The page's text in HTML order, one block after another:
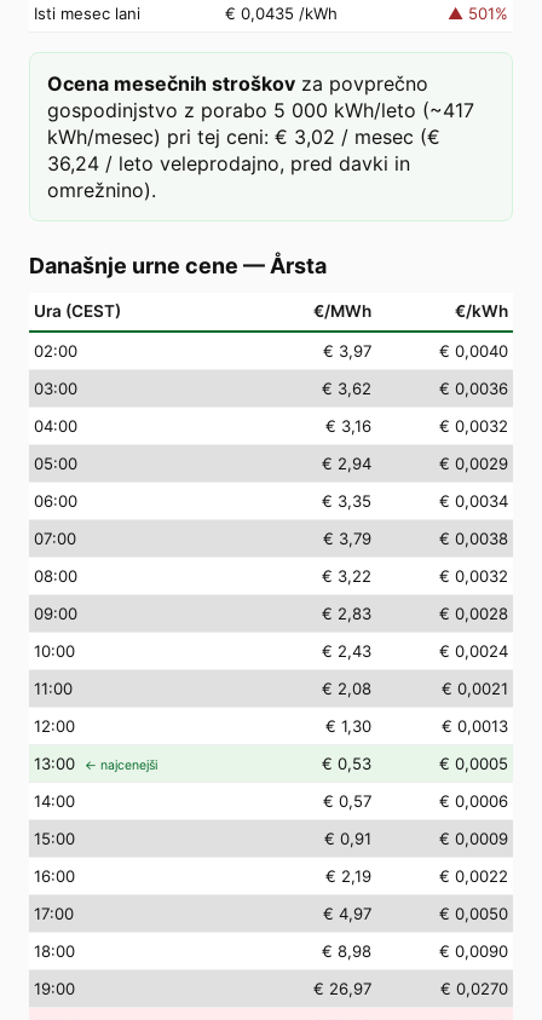
Isti mesec lani
€ 0,0435 /kWh ▲ 501%
Ocena mesečnih stroškov za povprečno
gospodinjstvo z porabo 5 000 kWh/leto (~417
kWh/mesec) pri tej ceni: € 3,02 / mesec (€
36,24 / leto veleprodajno, pred davki in
omrežnino).
Današnje urne cene — Årsta
Ura (CEST) €/MWh €/kWh
02:00 € 3,97
€ 0,0040
03:00 € 3,62
€ 0,0036
04:00 € 3,16
€ 0,0032
05:00 € 2,94
€ 0,0029
06:00 € 3,35
€ 0,0034
07:00 € 3,79
€ 0,0038
08:00 € 3,22
€ 0,0032
09:00 € 2,83
€ 0,0028
10:00 € 2,43
€ 0,0024
11:00 € 2,08
€ 0,0021
12:00 € 1,30
€ 0,0013
13:00 ← najcenejši € 0,53
€ 0,0005
14:00 € 0,57
€ 0,0006
15:00 € 0,91
€ 0,0009
16:00 € 2,19
€ 0,0022
17:00 € 4,97
€ 0,0050
18:00 € 8,98
€ 0,0090
19:00 € 26,97
€ 0,0270